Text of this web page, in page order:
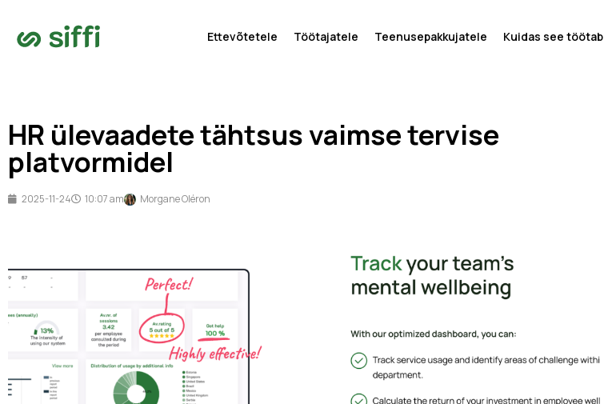
Ettevõtetele Töötajatele Teenusepakkujatele Kuidas see töötab
HR ülevaadete tähtsus vaimse tervise
platvormidel
2025-11-24 10:07 am Morgane Oléron